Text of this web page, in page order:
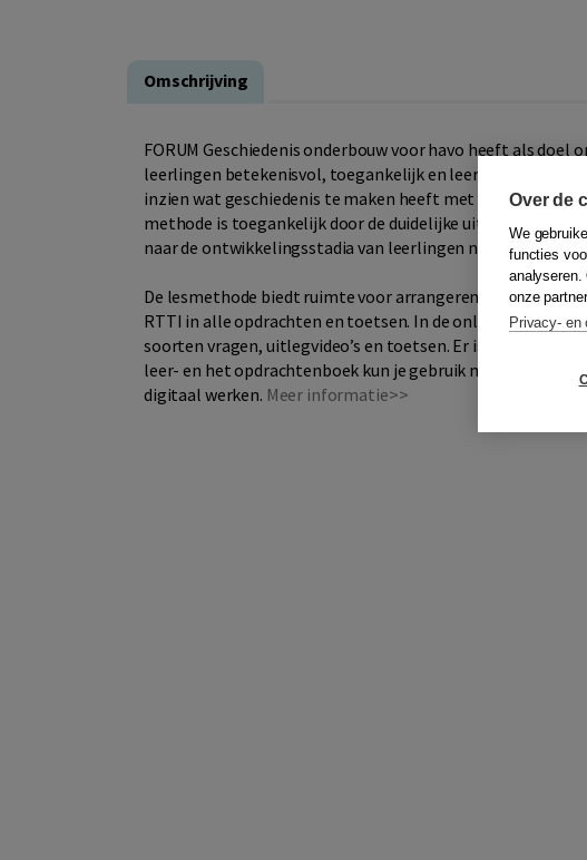
Omschrijving
FORUM Geschiedenis onderbouw voor havo heeft als doel
leerlingen betekenisvol, toegankelijk en leerbaar te
inzien wat geschiedenis te maken heeft met hun wereld, de
methode is toegankelijk door de duidelijke uitleg en de
naar de ontwikkelingsstadia van leerlingen nemen de
De lesmethode biedt ruimte voor arrangeren en onderwijs
RTTI in alle opdrachten en toetsen. In de online omgeving
soorten vragen, uitlegvideo’s en toetsen. Er is per leerjaar
leer- en het opdrachtenboek kun je gebruik maken van de
digitaal werken. Meer informatie>>
Over de
We
functies
analyseren.
onze
Privacy- en